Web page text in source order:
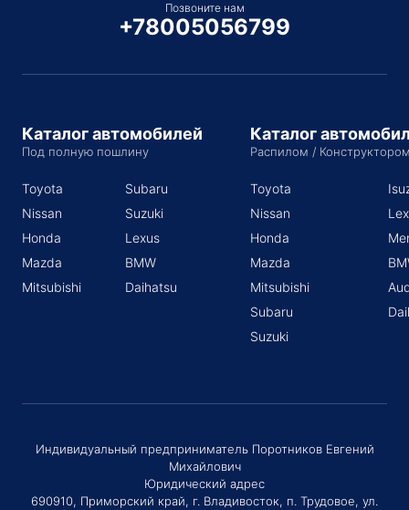
Позвоните нам
+78005056799
Каталог автомобилей
Под полную пошлину
Toyota
Nissan
Honda
Mazda
Mitsubishi
Subaru
Suzuki
Lexus
BMW
Daihatsu
Каталог
Распилом /
Toyota
Nissan
Honda
Mazda
Mitsubishi
Subaru
Suzuki
Индивидуальный предприниматель Поротников Евгений
Михайлович
Юридический адрес
690910, Приморский край, г. Владивосток, п. Трудовое, ул.